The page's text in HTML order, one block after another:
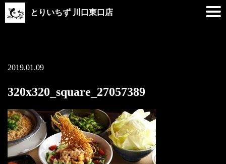
とりいちず 川口東口店
2019.01.09
320x320_square_27057389